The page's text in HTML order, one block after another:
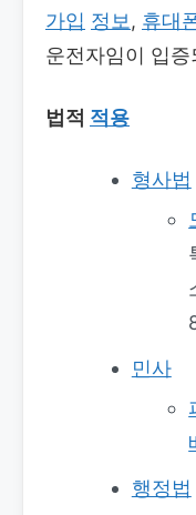
가입 정보 , 휴대
운전자임이 입
법적 적용
형사법
민사
행정법